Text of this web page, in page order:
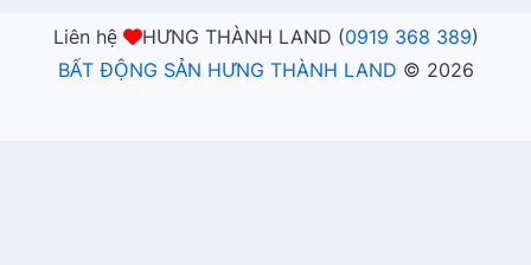
Liên hệ HƯNG THÀNH LAND (0919 368 389)
BẤT ĐỘNG SẢN HƯNG THÀNH LAND © 2026